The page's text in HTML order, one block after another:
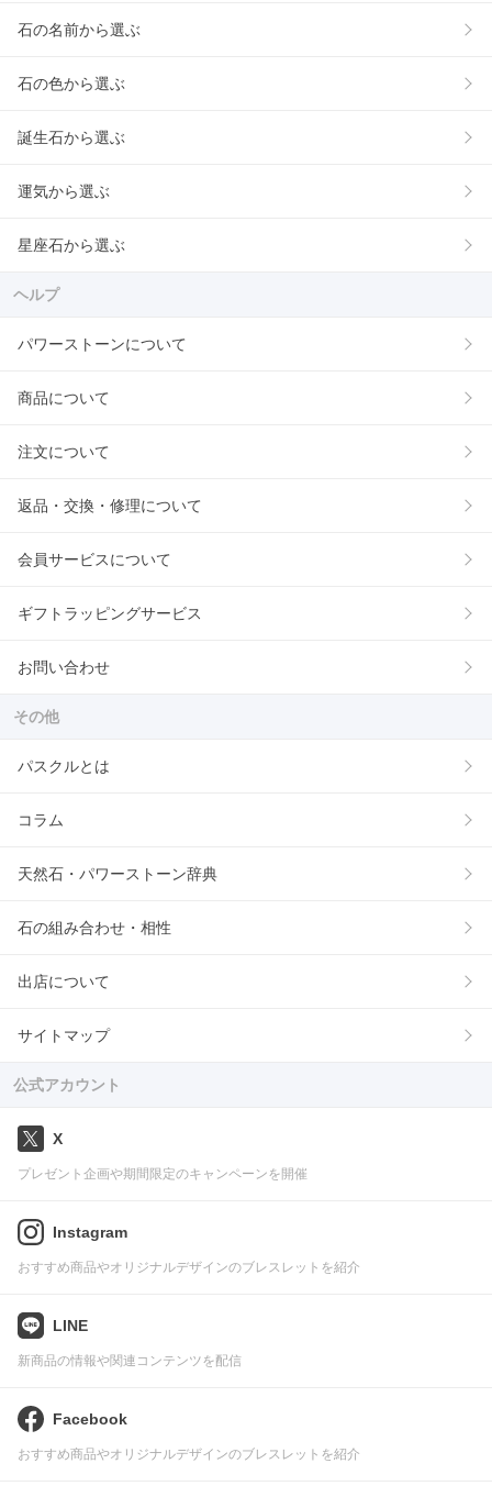
石の名前から選ぶ
石の色から選ぶ
誕生石から選ぶ
運気から選ぶ
星座石から選ぶ
ヘルプ
パワーストーンについて
商品について
注文について
返品・交換・修理について
会員サービスについて
ギフトラッピングサービス
お問い合わせ
その他
パスクルとは
コラム
天然石・パワーストーン辞典
石の組み合わせ・相性
出店について
サイトマップ
公式アカウント
X
プレゼント企画や期間限定のキャンペーンを開催
Instagram
おすすめ商品やオリジナルデザインのブレスレットを紹介
LINE
新商品の情報や関連コンテンツを配信
Facebook
おすすめ商品やオリジナルデザインのブレスレットを紹介